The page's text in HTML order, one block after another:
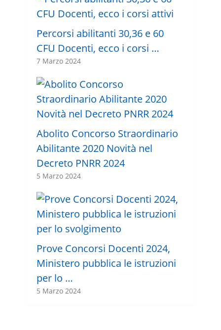
Percorsi abilitanti 30,36 e 60
CFU Docenti, ecco i corsi …
7 Marzo 2024
Abolito Concorso Straordinario
Abilitante 2020 Novità nel
Decreto PNRR 2024
5 Marzo 2024
Prove Concorsi Docenti 2024,
Ministero pubblica le istruzioni
per lo …
5 Marzo 2024